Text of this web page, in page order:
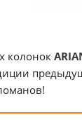
колонок